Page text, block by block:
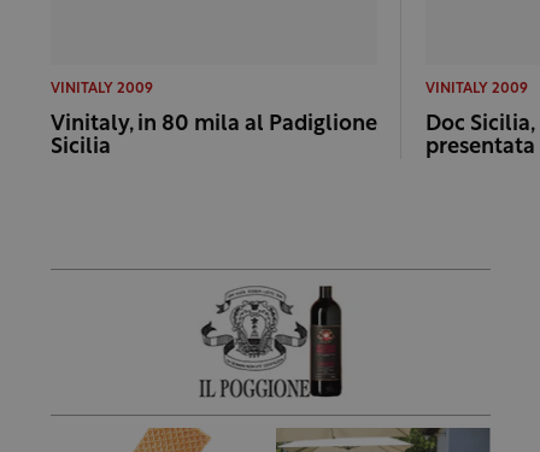
VINITALY 2009
Vinitaly, in 80 mila al Padiglione
Sicilia
VINITALY 2009
Doc Sicilia,